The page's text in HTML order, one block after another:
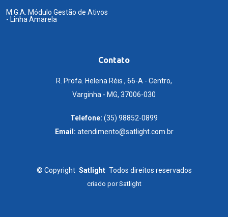
M.G.A. Módulo Gestão de Ativos
- Linha Amarela
Contato
R. Profa. Helena Réis , 66-A - Centro,
Varginha - MG, 37006-030
Telefone: (35) 98852-0899
Email: atendimento@satlight.com.br
© Copyright Satlight Todos direitos reservados
criado porSatlight